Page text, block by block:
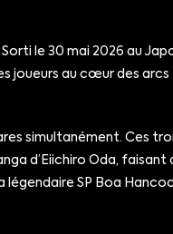
le 30 mai 2026 au
joueurs au cœur des
simultanément. Ces
d’Eiichiro Oda, faisant
SP Boa